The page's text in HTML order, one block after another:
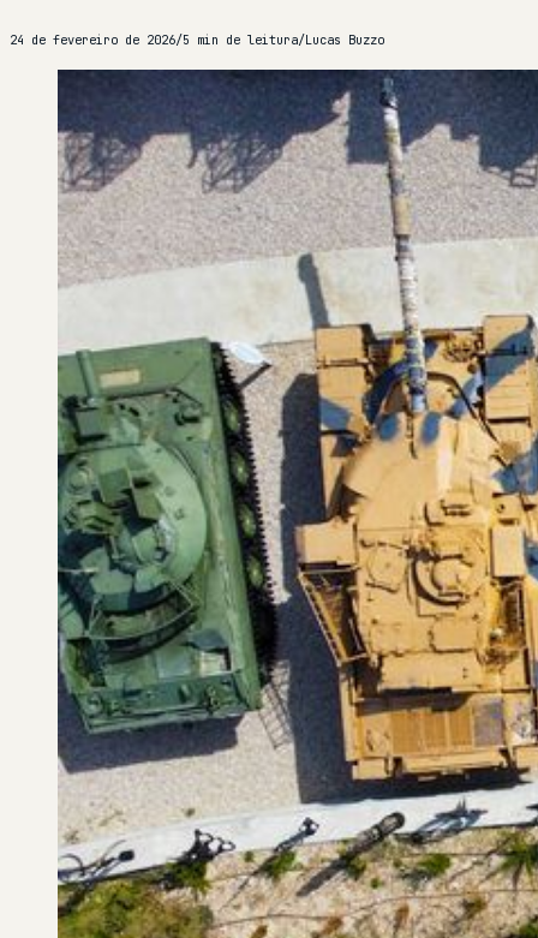
24 de fevereiro de 2026/5 min de leitura/Lucas Buzzo